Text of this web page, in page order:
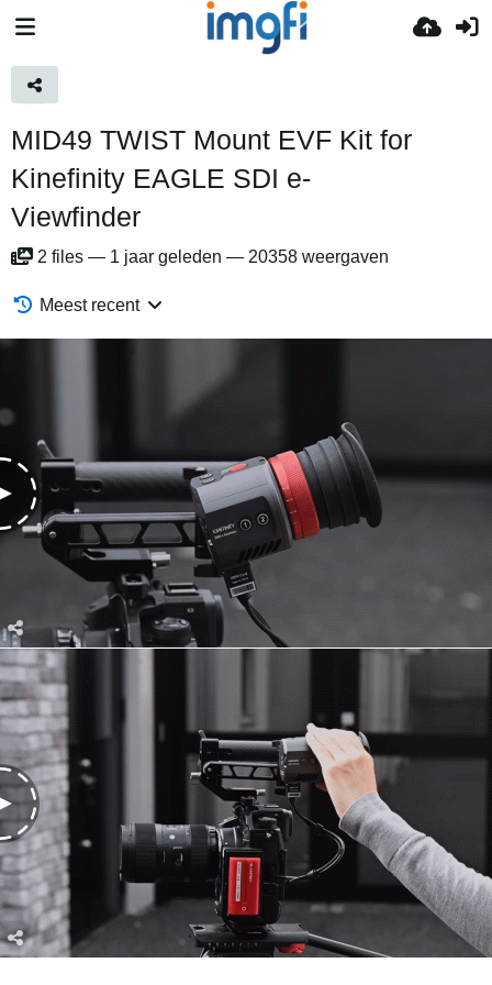
MID49 TWIST Mount EVF Kit for
Kinefinity EAGLE SDI e-
Viewfinder
2 files — 1 jaar geleden — 20358 weergaven
Meest recent